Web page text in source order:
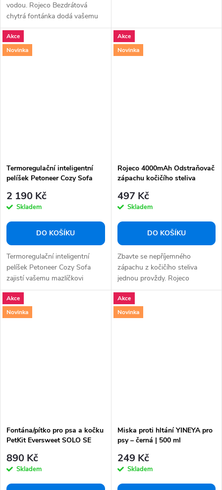
vodou. Rojeco Bezdrátová
chytrá fontánka dodá vašemu
mazlíčkovi...
Akce
Novinka
Termoregulační inteligentní
pelíšek Petoneer Cozy Sofa
2 190 Kč
Skladem
DO KOŠÍKU
Termoregulační inteligentní
pelíšek Petoneer Cozy Sofa
zajistí vašemu mazlíčkovi
dokonalý...
Akce
Novinka
Rojeco 4000mAh Odstraňovač
zápachu kočičího steliva
497 Kč
Skladem
DO KOŠÍKU
Zbavte se nepříjemného
zápachu z kočičího steliva
jednou provždy. Rojeco
4000mAh Odstraňovač...
Akce
Novinka
Fontána/pítko pro psa a kočku
PetKit Eversweet SOLO SE
890 Kč
Skladem
Akce
Novinka
Miska proti hltání YINEYA pro
psy – černá | 500 ml
249 Kč
Skladem